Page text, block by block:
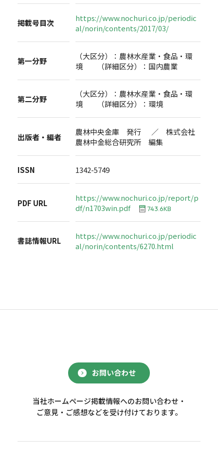
掲載号目次
https://www.nochuri.co.jp/periodic
al/norin/contents/2017/03/
第一分野
（大区分）：農林水産業・食品・環
境 （詳細区分）：国内農業
第二分野
（大区分）：農林水産業・食品・環
境 （詳細区分）：環境
出版者・編者
農林中央金庫 発行 ／ 株式会社
農林中金総合研究所 編集
ISSN 1342-5749
PDF URL
https://www.nochuri.co.jp/report/p
df/n1703win.pdf
743.6KB
書誌情報URL
https://www.nochuri.co.jp/periodic
al/norin/contents/6270.html
お問い合わせ
当社ホームページ掲載情報へのお問い合わせ・
ご意見・ご感想などを受け付けております。